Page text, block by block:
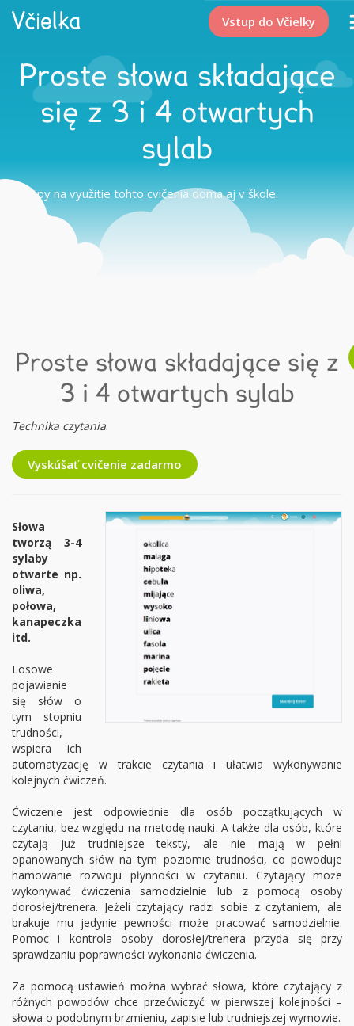
Vstup do Včielky
Proste słowa składające
się z 3 i 4 otwartych
sylab
Tipy na využitie tohto cvičenia doma aj v škole.
Proste słowa składające się z
3 i 4 otwartych sylab
Technika czytania
Vyskúšať cvičenie zadarmo
Słowa
tworzą 3-4
sylaby
otwarte np.
oliwa,
połowa,
kanapeczka
itd.
Losowe
pojawianie
się słów o
tym stopniu
trudności,
wspiera ich
automatyzację w trakcie czytania i ułatwia wykonywanie
kolejnych ćwiczeń.
Ćwiczenie jest odpowiednie dla osób początkujących w
czytaniu, bez względu na metodę nauki. A także dla osób, które
czytają już trudniejsze teksty, ale nie mają w pełni
opanowanych słów na tym poziomie trudności, co powoduje
hamowanie rozwoju płynności w czytaniu. Czytający może
wykonywać ćwiczenia samodzielnie lub z pomocą osoby
dorosłej/trenera. Jeżeli czytający radzi sobie z czytaniem, ale
brakuje mu jedynie pewności może pracować samodzielnie.
Pomoc i kontrola osoby dorosłej/trenera przyda się przy
sprawdzaniu poprawności wykonania ćwiczenia.
Za pomocą ustawień można wybrać słowa, które czytający z
różnych powodów chce przećwiczyć w pierwszej kolejności –
słowa o podobnym brzmieniu, zapisie lub trudniejszej wymowie.